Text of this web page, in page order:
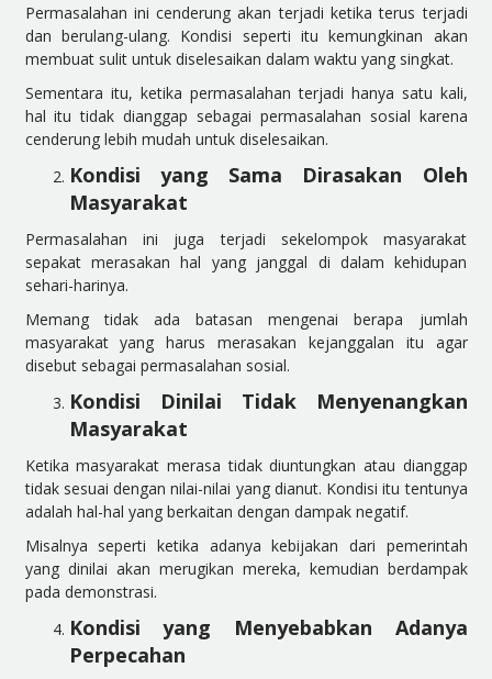
Permasalahan ini cenderung akan terjadi ketika terus terjadi
dan berulang-ulang. Kondisi seperti itu kemungkinan akan
membuat sulit untuk diselesaikan dalam waktu yang singkat.
Sementara itu, ketika permasalahan terjadi hanya satu kali,
hal itu tidak dianggap sebagai permasalahan sosial karena
cenderung lebih mudah untuk diselesaikan.
Kondisi yang Sama Dirasakan Oleh
Masyarakat
Permasalahan ini juga terjadi sekelompok masyarakat
sepakat merasakan hal yang janggal di dalam kehidupan
sehari-harinya.
Memang tidak ada batasan mengenai berapa jumlah
masyarakat yang harus merasakan kejanggalan itu agar
disebut sebagai permasalahan sosial.
Kondisi Dinilai Tidak Menyenangkan
Masyarakat
Ketika masyarakat merasa tidak diuntungkan atau dianggap
tidak sesuai dengan nilai-nilai yang dianut. Kondisi itu tentunya
adalah hal-hal yang berkaitan dengan dampak negatif.
Misalnya seperti ketika adanya kebijakan dari pemerintah
yang dinilai akan merugikan mereka, kemudian berdampak
pada demonstrasi.
Kondisi yang Menyebabkan Adanya
Perpecahan